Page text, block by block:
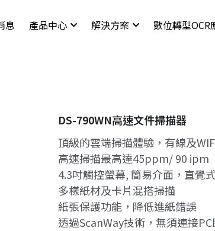
息 產品中心 解決方案 數位轉型OCR
DS-790WN高速文件掃描器
頂級的雲端掃描體驗，有線及
高速掃描最高達45ppm/ 90 ipm
4.3吋觸控螢幕, 簡易介面，直覺
多樣紙材及卡片混搭掃描
紙張保護功能，降低進紙錯誤
透過ScanWay技術，無須連接